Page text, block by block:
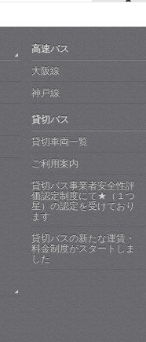
高速バス
大阪線
神戸線
貸切バス
貸切車両一覧
ご利用案内
貸切バス事業者安全性評
価認定制度にて★（１つ
星）の認定を受けており
ます
貸切バスの新たな運賃・
料金制度がスタートしま
した